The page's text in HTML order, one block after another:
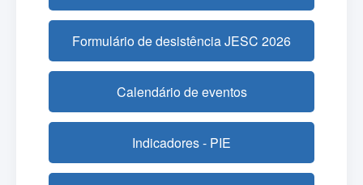
Formulário de desistência JESC 2026
Calendário de eventos
Indicadores - PIE